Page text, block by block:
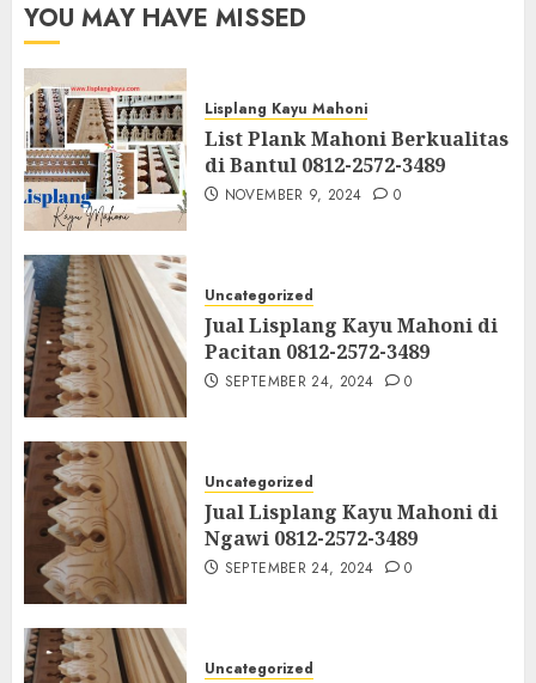
YOU MAY HAVE MISSED
Lisplang Kayu Mahoni
List Plank Mahoni Berkualitas
di Bantul 0812-2572-3489
NOVEMBER 9, 2024 0
Uncategorized
Jual Lisplang Kayu Mahoni di
Pacitan 0812-2572-3489
SEPTEMBER 24, 2024 0
Uncategorized
Jual Lisplang Kayu Mahoni di
Ngawi 0812-2572-3489
SEPTEMBER 24, 2024 0
Uncategorized